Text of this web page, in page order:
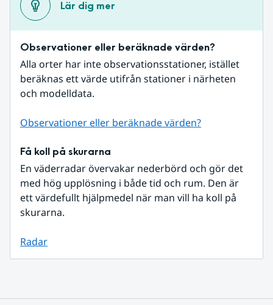
Lär dig mer
Observationer eller beräknade värden?
Alla orter har inte observationsstationer, istället
beräknas ett värde utifrån stationer i närheten
och modelldata.
Observationer eller beräknade värden?
Få koll på skurarna
En väderradar övervakar nederbörd och gör det
med hög upplösning i både tid och rum. Den är
ett värdefullt hjälpmedel när man vill ha koll på
skurarna.
Radar